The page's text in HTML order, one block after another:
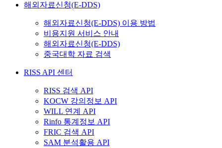
해외자료신청(E-DDS)
해외자료신청(E-DDS) 이용 방법
비용지원 서비스 안내
해외자료신청(E-DDS)
중국대학 자료 검색
RISS API 센터
RISS 검색 API
KOCW 강의정보 API
WILL 연계 API
Rinfo 통계정보 API
FRIC 검색 API
SAM 분석활용 API